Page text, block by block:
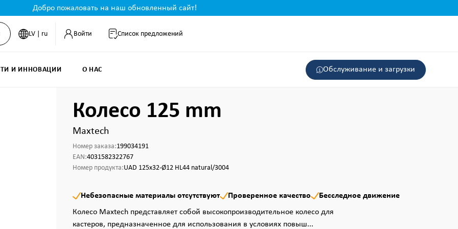
Добро пожаловать на наш обновленный сайт!
LV | ru Войти Список предложений
И ИННОВАЦИИ О НАС Обслуживание и загрузки
Колесо 125 mm
Maxtech
Номер заказа:199034191
EAN:4031582322767
Номер продукта:UAD 125x32-Ø12 HL44 natural/3004
Небезопасные материалы отсутствуют Проверенное качество
Бесследное движение
Колесо Maxtech представляет собой высокопроизводительное колесо для
кастеров, предназначенное для использования в условиях повыш...